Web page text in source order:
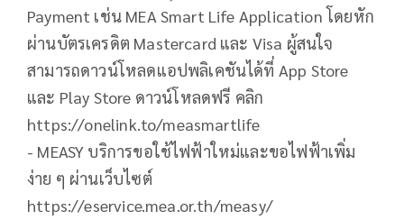
Payment เช่น MEA Smart Life Application โดยหัก
ผ่านบัตรเครดิต Mastercard และ Visa ผู้สนใจ
สามารถดาวน์โหลดแอปพลิเคชันได้ที่ App Store
และ Play Store ดาวน์โหลดฟรี คลิก
https://onelink.to/measmartlife
- MEASY บริการขอใช้ไฟฟ้าใหม่และขอไฟฟ้าเพิ่ม
ง่าย ๆ ผ่านเว็บไซต์
https://eservice.mea.or.th/measy/